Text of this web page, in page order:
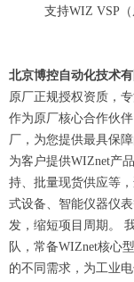
支持WIZ VSP
北京博控自动化技术
原厂正规授权资质，
作为原厂核心合作伙
厂，为您提供最具保
为客户提供WIZnet产
持、批量现货供应等
式设备、智能仪器仪
发，缩短项目周期。
队，常备WIZnet核心
的不同需求，为工业